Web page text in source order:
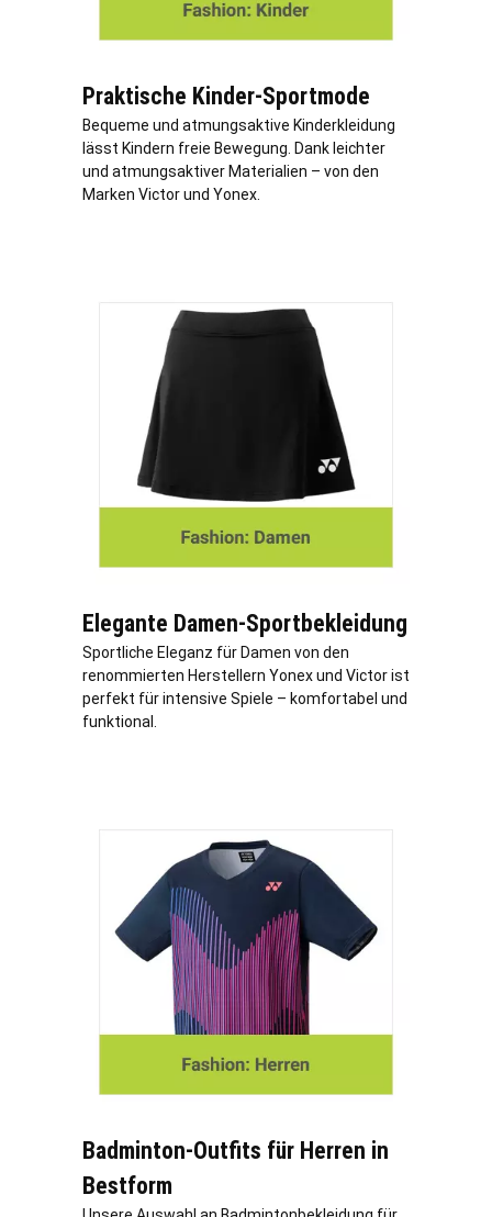
Praktische Kinder-Sportmode
Bequeme und atmungsaktive Kinderkleidung
lässt Kindern freie Bewegung. Dank leichter
und atmungsaktiver Materialien – von den
Marken Victor und Yonex.
Elegante Damen-Sportbekleidung
Sportliche Eleganz für Damen von den
renommierten Herstellern Yonex und Victor ist
perfekt für intensive Spiele – komfortabel und
funktional.
Badminton-Outfits für Herren in
Bestform